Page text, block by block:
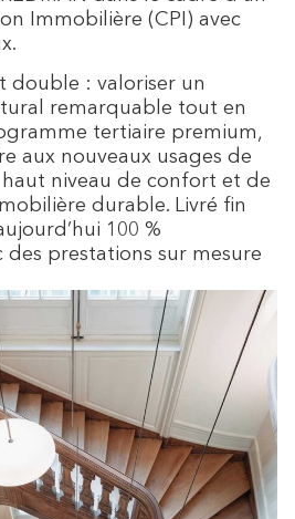
Immobilière (CPI) avec
double : valoriser un
remarquable tout en
tertiaire premium,
aux nouveaux usages de
haut niveau de confort et de
durable. Livré fin
100 %
des prestations sur mesure